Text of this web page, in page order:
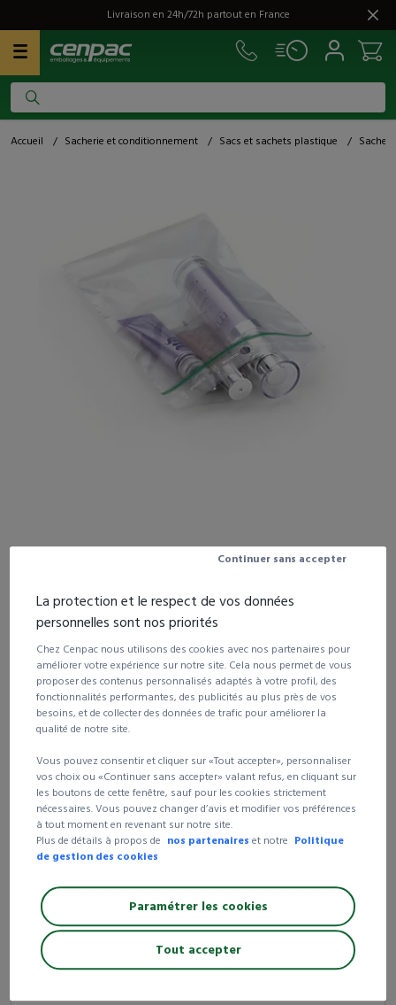
Livraison en 24h/72h partout en France
Accueil / Sacherie et conditionnement / Sacs et sachets plastique /
132,48€HT le colisde 1000
vendu à l'unité
Voir les autres déclinaisons du produit
Quantité Remise
Prix unitaire HT
1 colis et +
189,26 €
3 colis et +
-15%
160,87 €
5 colis et +
-20%
151,41 €
Consulter cette référence page135du catalogue général
La protection et le respect de vos données
personnelles sont nos priorités
Chez Cenpac nous utilisons des cookies avec nos partenaires pour
améliorer votre expérience sur notre site. Cela nous permet de vous
proposer des contenus personnalisés adaptés à votre profil, des
fonctionnalités performantes, des publicités au plus près de vos
besoins, et de collecter des données de trafic pour améliorer la
qualité de notre site.
Vous pouvez consentir et cliquer sur «Tout accepter», personnaliser
vos choix ou «Continuer sans accepter» valant refus, en cliquant sur
les boutons de cette fenêtre, sauf pour les cookies strictement
nécessaires. Vous pouvez changer d’avis et modifier vos préférences
à tout moment en revenant sur notre site.
Plus de détails à propos de nos partenaires et notre Politique
de gestion des cookies
Continuer sans accepter
Paramétrer les cookies
Tout accepter